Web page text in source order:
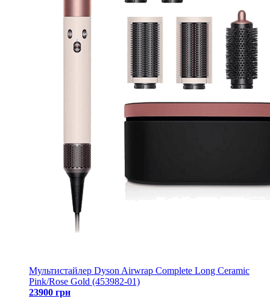
Мультистайлер Dyson Airwrap Complete Long Ceramic
Pink/Rose Gold (453982-01)
23900 грн